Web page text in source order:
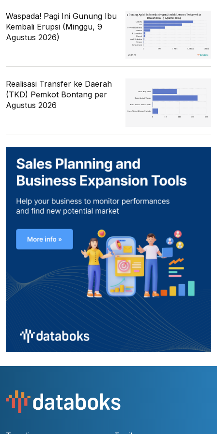
Waspada! Pagi Ini Gunung Ibu
Kembali Erupsi (Minggu, 9
Agustus 2026)
Realisasi Transfer ke Daerah
(TKD) Pemkot Bontang per
Agustus 2026